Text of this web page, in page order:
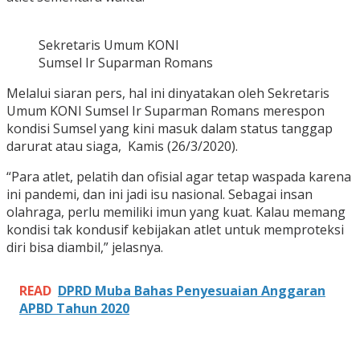
Sekretaris Umum KONI
Sumsel Ir Suparman Romans
Melalui siaran pers, hal ini dinyatakan oleh Sekretaris
Umum KONI Sumsel Ir Suparman Romans merespon
kondisi Sumsel yang kini masuk dalam status tanggap
darurat atau siaga, Kamis (26/3/2020).
“Para atlet, pelatih dan ofisial agar tetap waspada karena
ini pandemi, dan ini jadi isu nasional. Sebagai insan
olahraga, perlu memiliki imun yang kuat. Kalau memang
kondisi tak kondusif kebijakan atlet untuk memproteksi
diri bisa diambil,” jelasnya.
READ DPRD Muba Bahas Penyesuaian Anggaran
APBD Tahun 2020